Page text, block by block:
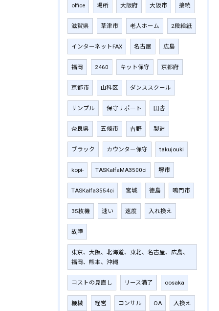
office 場所 大阪府 大阪市 接続
滋賀県 草津市 老人ホーム 2段給紙
インターネットFAX 名古屋 広島
福岡 2460 キット保守 京都府
京都市 山科区 ダンススクール
サンプル 保守サポート 田舎
奈良県 五條市 吉野 製造
ブラック カウンター保守 takujouki
kopi- TASKalfaMA3500ci 堺市
TASKalfa3554ci 宮城 徳島 鳴門市
35枚機 速い 速度 入れ換え
故障
東京、大阪、北海道、東北、名古屋、広島、
福岡、熊本、沖縄
コストの見直し リース満了 oosaka
機械 経営 コンサル OA 入換え